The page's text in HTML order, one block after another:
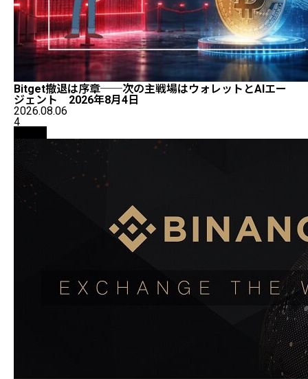
Bitget撤退は序章──次の主戦場はウォレットとAIエー
ジェント 2026年8月4日
2026.08.06
4